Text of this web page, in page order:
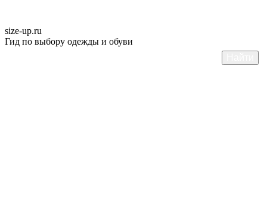
size-up.ru
Гид по выбору одежды и обуви